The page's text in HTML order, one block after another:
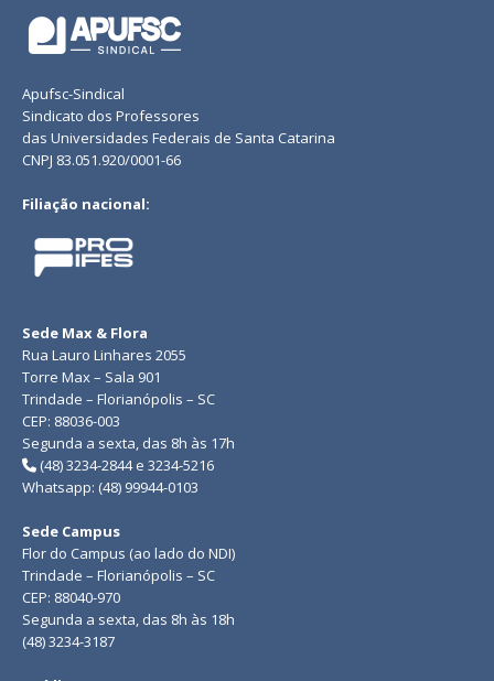
Apufsc-Sindical
Sindicato dos Professores
das Universidades Federais de Santa Catarina
CNPJ 83.051.920/0001-66
Filiação nacional:
Sede Max & Flora
Rua Lauro Linhares 2055
Torre Max – Sala 901
Trindade – Florianópolis – SC
CEP: 88036-003
Segunda a sexta, das 8h às 17h
(48) 3234-2844 e 3234-5216
Whatsapp: (48) 99944-0103
Sede Campus
Flor do Campus (ao lado do NDI)
Trindade – Florianópolis – SC
CEP: 88040-970
Segunda a sexta, das 8h às 18h
(48) 3234-3187